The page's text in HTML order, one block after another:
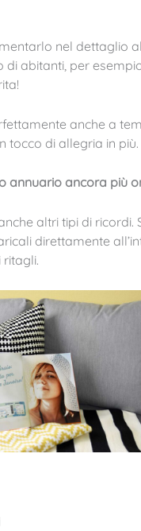
nel dettaglio
abitanti, per
anche a
tocco di allegria in più.
annuario ancora più
altri tipi di
direttamente